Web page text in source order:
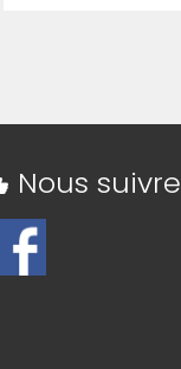
Nous suivre